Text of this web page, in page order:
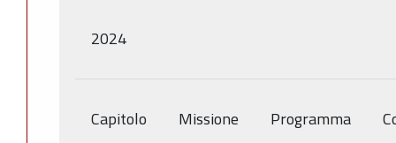
2024
Capitolo Missione Programma